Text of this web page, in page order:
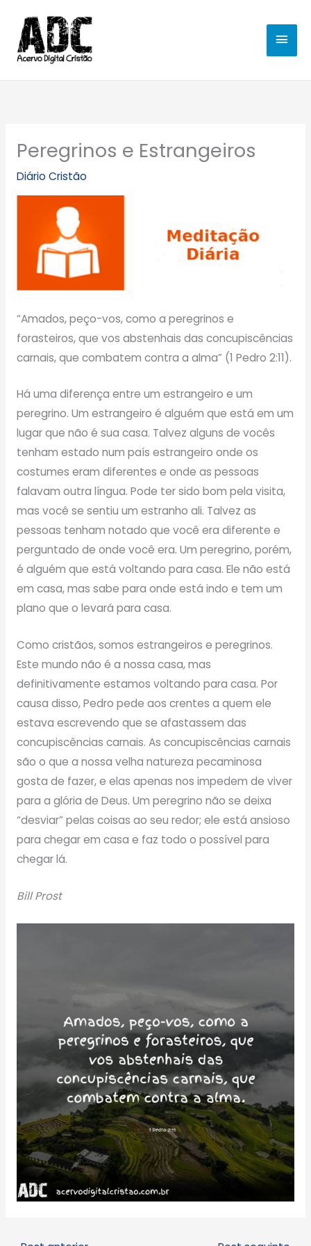
para
conteúdo
Peregrinos e Estrangeiros
Diário Cristão
“Amados, peço-vos, como a peregrinos e
forasteiros, que vos abstenhais das concupiscências
carnais, que combatem contra a alma” (1 Pedro 2:11).
Há uma diferença entre um estrangeiro e um
peregrino. Um estrangeiro é alguém que está em um
lugar que não é sua casa. Talvez alguns de vocês
tenham estado num país estrangeiro onde os
costumes eram diferentes e onde as pessoas
falavam outra língua. Pode ter sido bom pela visita,
mas você se sentiu um estranho ali. Talvez as
pessoas tenham notado que você era diferente e
perguntado de onde você era. Um peregrino, porém,
é alguém que está voltando para casa. Ele não está
em casa, mas sabe para onde está indo e tem um
plano que o levará para casa.
Como cristãos, somos estrangeiros e peregrinos.
Este mundo não é a nossa casa, mas
definitivamente estamos voltando para casa. Por
causa disso, Pedro pede aos crentes a quem ele
estava escrevendo que se afastassem das
concupiscências carnais. As concupiscências carnais
são o que a nossa velha natureza pecaminosa
gosta de fazer, e elas apenas nos impedem de viver
para a glória de Deus. Um peregrino não se deixa
“desviar” pelas coisas ao seu redor; ele está ansioso
para chegar em casa e faz todo o possível para
chegar lá.
Bill Prost